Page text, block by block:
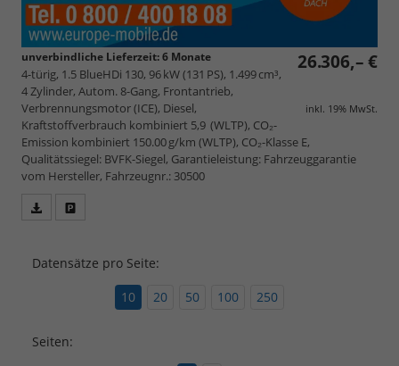
26.306,– €
inkl. 19% MwSt.
unverbindliche Lieferzeit:6 Monate
4-türig, 1.5 BlueHDi 130, 96 kW (131 PS), 1.499 cm³,
4 Zylinder, Autom. 8-Gang, Frontantrieb,
Verbrennungsmotor (ICE), Diesel,
Kraftstoffverbrauch kombiniert 5,9 (WLTP), CO₂-
Emission kombiniert 150.00 g/km (WLTP), CO₂-Klasse E,
Qualitätssiegel: BVFK-Siegel, Garantieleistung: Fahrzeuggarantie
vom Hersteller, Fahrzeugnr.: 30500
speichern/drucken
Datensätze pro Seite:
10
20 50 100 250
Seiten: